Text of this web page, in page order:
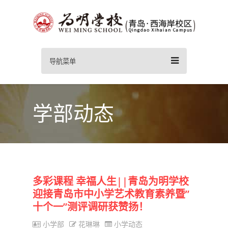
导航菜单
学部动态
多彩课程 幸福人生||青岛为明学校
迎接青岛市中小学艺术教育素养暨”
十个一”测评调研获赞扬！
小学部 花琳琳 小学动态